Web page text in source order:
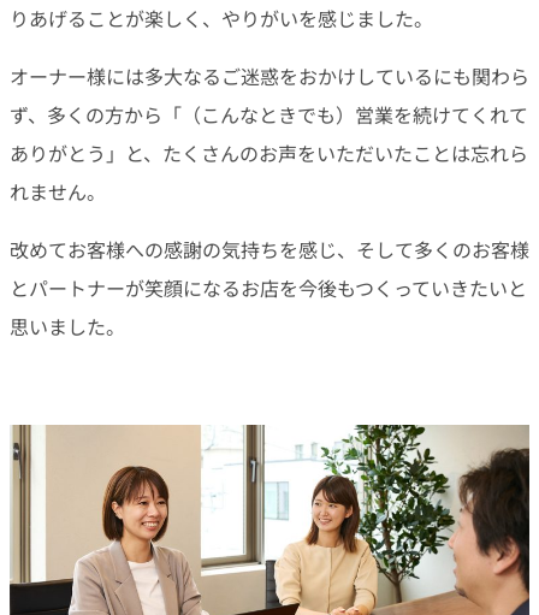
りあげることが楽しく、やりがいを感じました。
オーナー様には多大なるご迷惑をおかけしているにも関わら
ず、多くの方から「（こんなときでも）営業を続けてくれて
ありがとう」と、たくさんのお声をいただいたことは忘れら
れません。
改めてお客様への感謝の気持ちを感じ、そして多くのお客様
とパートナーが笑顔になるお店を今後もつくっていきたいと
思いました。